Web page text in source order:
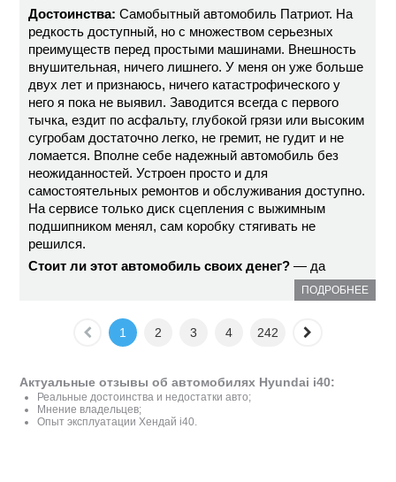
Достоинства: Самобытный автомобиль Патриот. На
редкость доступный, но с множеством серьезных
преимуществ перед простыми машинами. Внешность
внушительная, ничего лишнего. У меня он уже больше
двух лет и признаюсь, ничего катастрофического у
него я пока не выявил. Заводится всегда с первого
тычка, ездит по асфальту, глубокой грязи или высоким
сугробам достаточно легко, не гремит, не гудит и не
ломается. Вполне себе надежный автомобиль без
неожиданностей. Устроен просто и для
самостоятельных ремонтов и обслуживания доступно.
На сервисе только диск сцепления с выжимным
подшипником менял, сам коробку стягивать не
решился.
Стоит ли этот автомобиль своих денег? — да
ПОДРОБНЕЕ
1 2 3 4 242
Актуальные отзывы об автомобилях Hyundai i40:
Реальные достоинства и недостатки авто;
Мнение владельцев;
Опыт эксплуатации Хендай i40.